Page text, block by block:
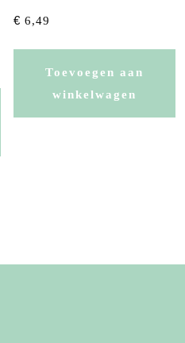
€ 6,49
Toevoegen aan
winkelwagen